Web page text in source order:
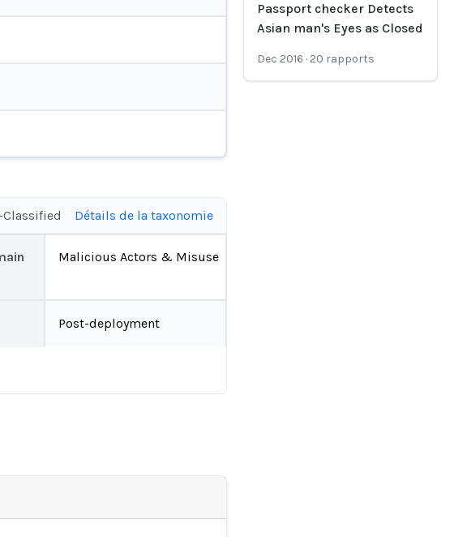
Détails de la taxonomie
Malicious Actors & Misuse
Post-deployment
Passport checker Detects
Asian man's Eyes as Closed
Dec 2016 · 20 rapports